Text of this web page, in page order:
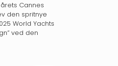
årets Cannes
den spritnye
World Yachts
ved den